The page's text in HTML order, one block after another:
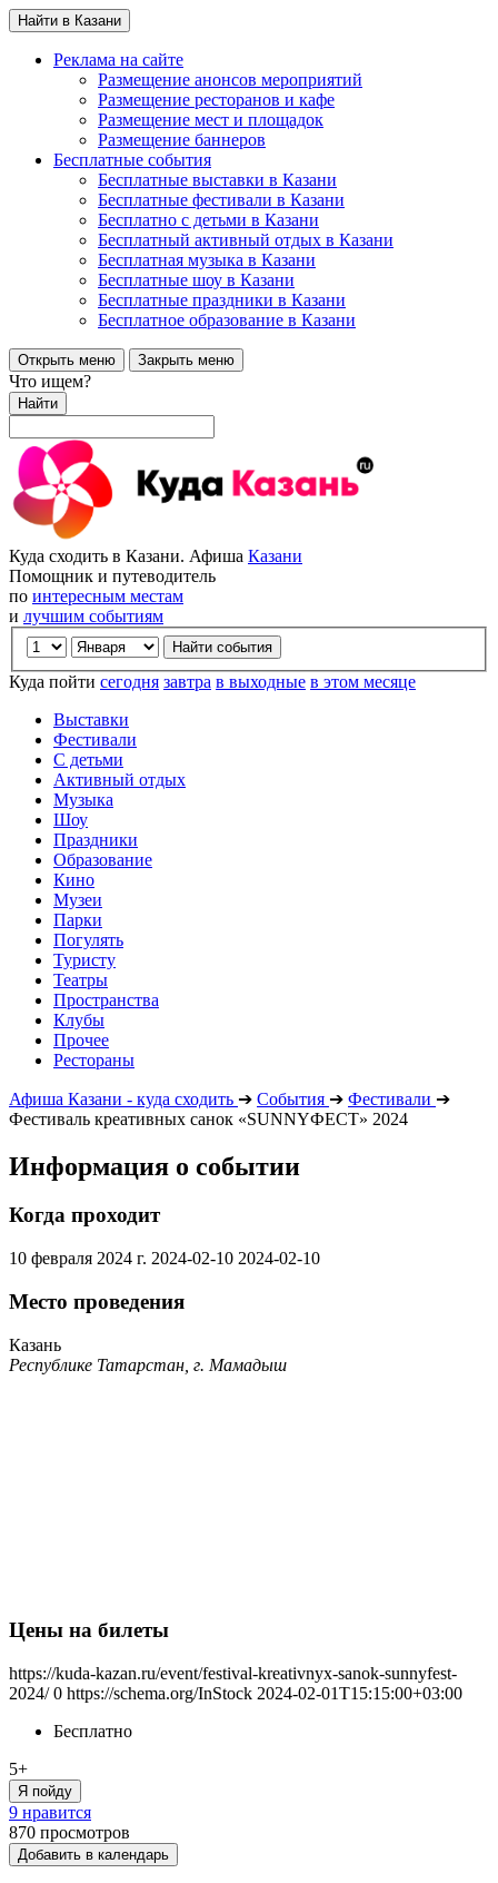
Найти в Казани
Реклама на сайте
Размещение анонсов мероприятий
Размещение ресторанов и кафе
Размещение мест и площадок
Размещение баннеров
Бесплатные события
Бесплатные выставки в Казани
Бесплатные фестивали в Казани
Бесплатно с детьми в Казани
Бесплатный активный отдых в Казани
Бесплатная музыка в Казани
Бесплатные шоу в Казани
Бесплатные праздники в Казани
Бесплатное образование в Казани
Открыть меню Закрыть меню
Что ищем?
Найти
Куда сходить в Казани. Афиша Казани
Помощник и путеводитель
по интересным местам
и лучшим событиям
Куда пойти сегодня завтра в выходные в этом месяце
Выставки
Фестивали
С детьми
Активный отдых
Музыка
Шоу
Праздники
Образование
Кино
Музеи
Парки
Погулять
Туристу
Театры
Пространства
Клубы
Прочее
Рестораны
Афиша Казани - куда сходить ➔ События ➔ Фестивали ➔
Фестиваль креативных санок «SUNNYФЕСТ» 2024
Информация о событии
Когда проходит
10 февраля 2024 г. 2024-02-10 2024-02-10
Место проведения
Казань
Республике Татарстан, г. Мамадыш
Цены на билеты
https://kuda-kazan.ru/event/festival-kreativnyx-sanok-sunnyfest-
2024/ 0 https://schema.org/InStock 2024-02-01T15:15:00+03:00
Бесплатно
5+
Я пойду
9 нравится
870 просмотров
Добавить в календарь